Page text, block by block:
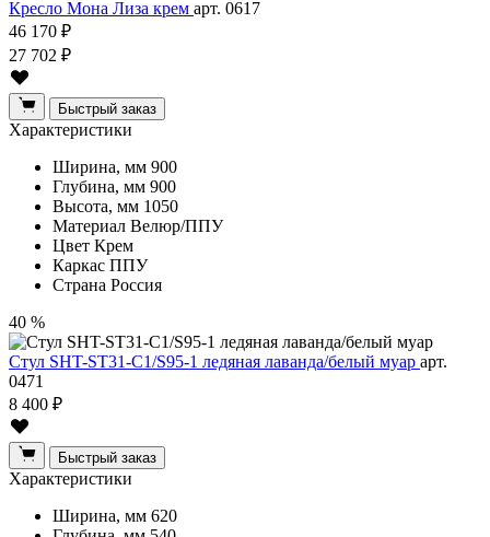
Кресло Мона Лиза крем арт. 0617
46 170 ₽
27 702 ₽
Быстрый заказ
Характеристики
Ширина, мм 900
Глубина, мм 900
Высота, мм 1050
Материал Велюр/ППУ
Цвет Крем
Каркас ППУ
Страна Россия
40 %
Стул SHT-ST31-С1/S95-1 ледяная лаванда/белый муар арт.
0471
8 400 ₽
Быстрый заказ
Характеристики
Ширина, мм 620